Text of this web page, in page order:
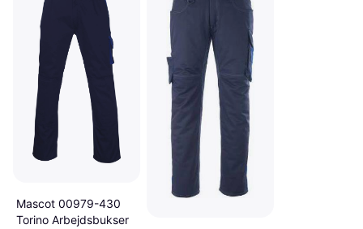
Mascot 00979-430
Torino Arbejdsbukser